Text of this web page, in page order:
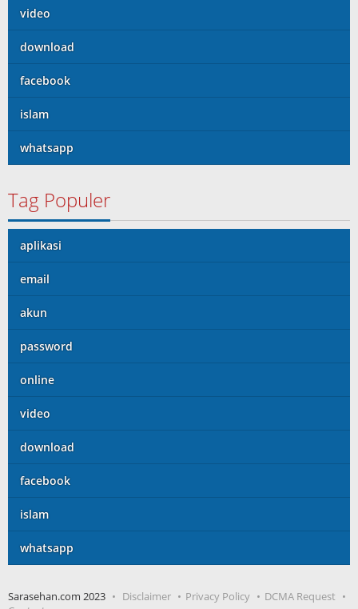
video
download
facebook
islam
whatsapp
Tag Populer
aplikasi
email
akun
password
online
video
download
facebook
islam
whatsapp
Sarasehan.com 2023 Disclaimer Privacy Policy
DCMA Request